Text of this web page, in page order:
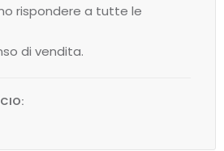
rispondere a tutte le
di vendita.